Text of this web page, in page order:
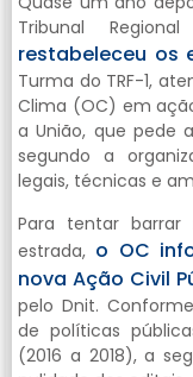
Tribunal
restabeleceu os
Turma do TRF-1,
Clima (OC) em
a União, que pede
segundo a
legais, técnicas e
Para tentar
estrada, o OC
nova Ação Civil
pelo Dnit.
de políticas
(2016 a 2018), a